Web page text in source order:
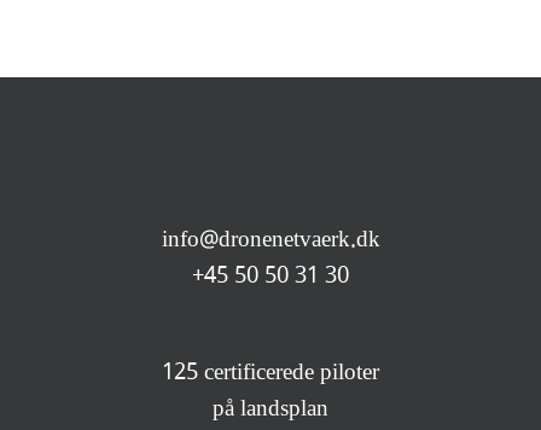
info@dronenetvaerk.dk
+45 50 50 31 30
125 certificerede piloter
på landsplan